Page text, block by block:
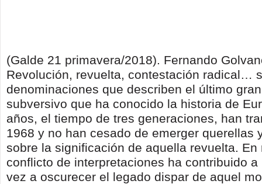
(Galde 21 primavera/2018). Fernando
Revolución, revuelta, contestación radical…
denominaciones que describen el último
subversivo que ha conocido la historia de
años, el tiempo de tres generaciones, han
1968 y no han cesado de emerger querellas
sobre la significación de aquella revuelta. En
conflicto de interpretaciones ha contribuido
vez a oscurecer el legado dispar de aquel